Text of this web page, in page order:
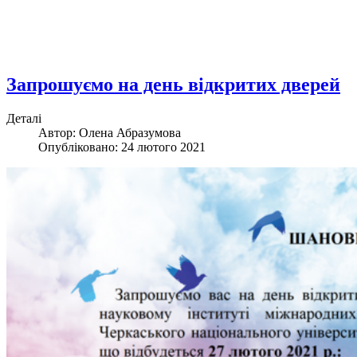
Запрошуємо на день відкритих дверей
Деталі
Автор: Олена Абразумова
Опубліковано: 24 лютого 2021